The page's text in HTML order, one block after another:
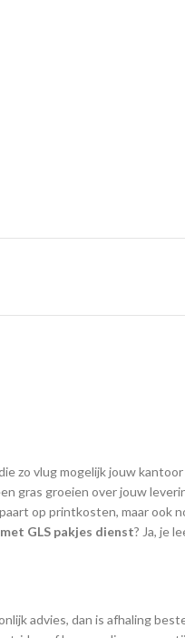
zo vlug mogelijk jouw
gras groeien over jouw
op printkosten, maar ook
GLS pakjes dienst? Ja, je
advies, dan is afhaling